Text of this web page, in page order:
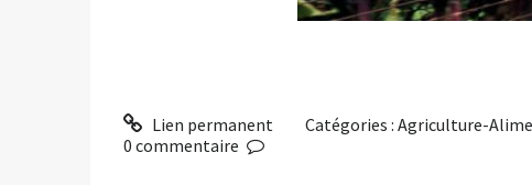
Lien permanent Catégories :Agriculture-
0 commentaire